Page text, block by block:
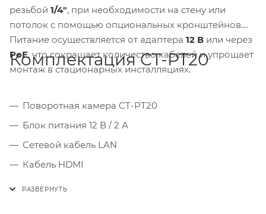
резьбой 1/4″, при необходимости на стену или
потолок с помощью опциональных кронштейнов.
Питание осуществляется от адаптера 12 В или через
PoE, что сокращает количество кабелей и упрощает
монтаж в стационарных инсталляциях.
Комплектация CT-PT20
Поворотная камера CT-PT20
Блок питания 12 В / 2 А
Сетевой кабель LAN
Кабель HDMI
ИК-пульт дистанционного управления